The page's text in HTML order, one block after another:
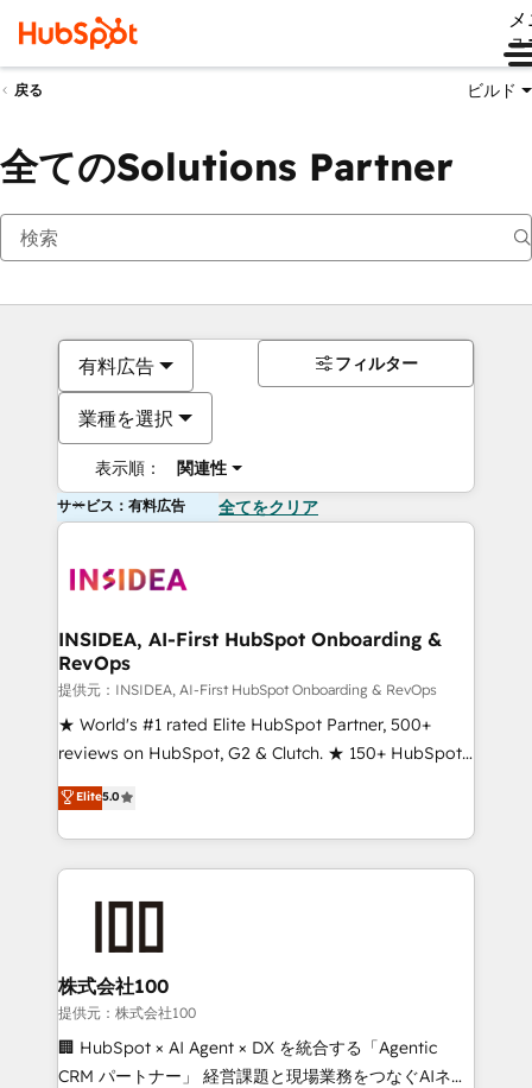
ュ
戻る ビルド
全てのSolutions Partner
有料広告
業種を選択
表示順： 関連性
フィルター
サービス：有料広告 全てをクリア
INSIDEA, AI-First HubSpot Onboarding &
RevOps
提供元：INSIDEA, AI-First HubSpot Onboarding & RevOps
★ World's #1 rated Elite HubSpot Partner, 500+
reviews on HubSpot, G2 & Clutch. ★ 150+ HubSpot
Certified Experts & Trainers across the team ★
1,500+ implementations across five continents ★ AI-
First, RevOps-led, Onboarding obsessed ★
Company of the Year 2024/25 INSIDEA helps
and build AI-powered workflows that drive adoption
from week one, in your time zone. What we do ➤
Onboarding: Live in weeks, with workflows built
around your business, not a template. ➤ Migration:
Move from any legacy CRM. Zero downtime, full data
Elite5.0
株式会社100
提供元：株式会社100
🏢 HubSpot × AI Agent × DX を統合する「Agentic
CRM パートナー」 経営課題と現場業務をつなぐAIネイ